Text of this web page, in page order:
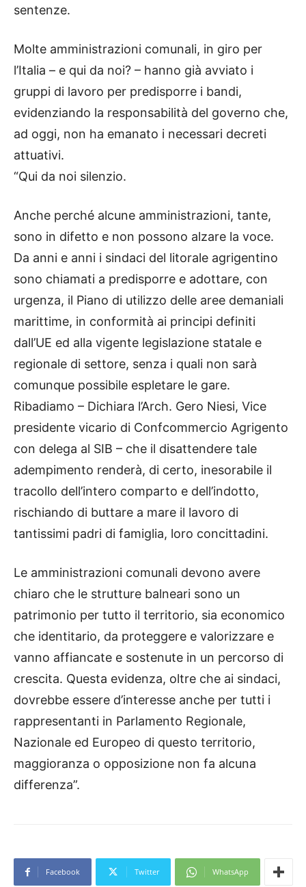
sentenze.
Molte amministrazioni comunali, in giro per
l’Italia – e qui da noi? – hanno già avviato i
gruppi di lavoro per predisporre i bandi,
evidenziando la responsabilità del governo che,
ad oggi, non ha emanato i necessari decreti
attuativi.
“Qui da noi silenzio.
Anche perché alcune amministrazioni, tante,
sono in difetto e non possono alzare la voce.
Da anni e anni i sindaci del litorale agrigentino
sono chiamati a predisporre e adottare, con
urgenza, il Piano di utilizzo delle aree demaniali
marittime, in conformità ai principi definiti
dall’UE ed alla vigente legislazione statale e
regionale di settore, senza i quali non sarà
comunque possibile espletare le gare.
Ribadiamo – Dichiara l’Arch. Gero Niesi, Vice
presidente vicario di Confcommercio Agrigento
con delega al SIB – che il disattendere tale
adempimento renderà, di certo, inesorabile il
tracollo dell’intero comparto e dell’indotto,
rischiando di buttare a mare il lavoro di
tantissimi padri di famiglia, loro concittadini.
Le amministrazioni comunali devono avere
chiaro che le strutture balneari sono un
patrimonio per tutto il territorio, sia economico
che identitario, da proteggere e valorizzare e
vanno affiancate e sostenute in un percorso di
crescita. Questa evidenza, oltre che ai sindaci,
dovrebbe essere d’interesse anche per tutti i
rappresentanti in Parlamento Regionale,
Nazionale ed Europeo di questo territorio,
maggioranza o opposizione non fa alcuna
differenza”.
Facebook Twitter WhatsApp